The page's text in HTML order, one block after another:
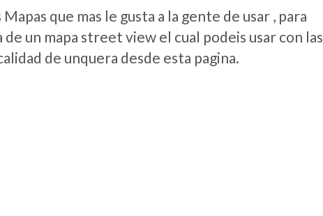
que mas le gusta a la gente de usar , para
un mapa street view el cual podeis usar con las
de unquera desde esta pagina.